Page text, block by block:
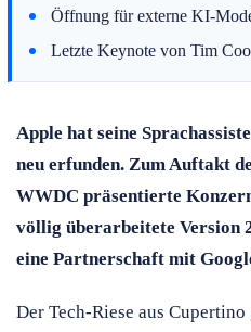
Öffnung für externe KI-
Letzte Keynote von Tim
Apple hat seine
neu erfunden. Zum Auftakt
WWDC präsentierte
völlig überarbeitete Version
eine Partnerschaft mit
Der Tech-Riese aus